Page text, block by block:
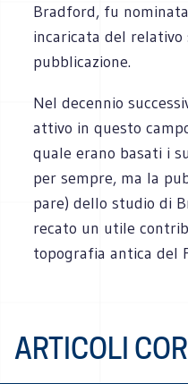
Bradford, fu
incaricata del relativo
pubblicazione.
Nel decennio
attivo in questo
quale erano basati i
per sempre, ma la
pare) dello studio di
recato un utile
topografia antica del
ARTICOLI